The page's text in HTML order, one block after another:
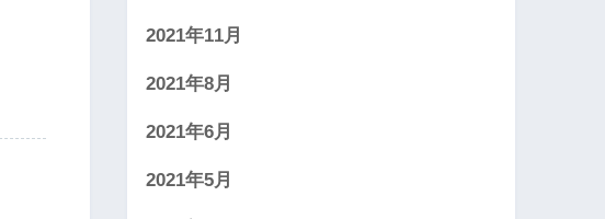
2021年11月
2021年8月
2021年6月
2021年5月